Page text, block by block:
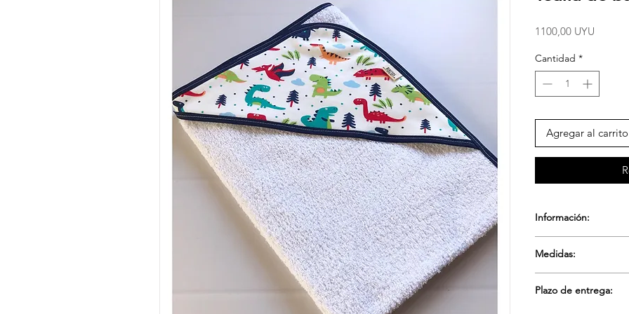
1100,00 UYU
Cantidad *
Agregar al carrito
Información:
Toalla por dentro,
Medidas:
Plazo de entrega: